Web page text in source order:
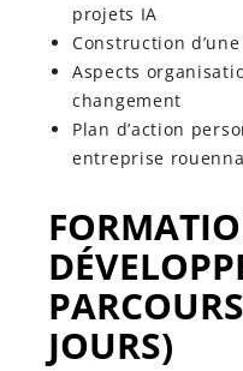
projets IA
Construction
Aspects
changement
Plan d’action
entreprise
JOURS)